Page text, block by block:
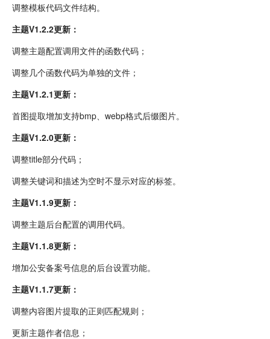
调整模板代码文件结构。
主题V1.2.2更新：
调整主题配置调用文件的函数代码；
调整几个函数代码为单独的文件；
主题V1.2.1更新：
首图提取增加支持bmp、webp格式后缀图片。
主题V1.2.0更新：
调整title部分代码；
调整关键词和描述为空时不显示对应的标签。
主题V1.1.9更新：
调整主题后台配置的调用代码。
主题V1.1.8更新：
增加公安备案号信息的后台设置功能。
主题V1.1.7更新：
调整内容图片提取的正则匹配规则；
更新主题作者信息；